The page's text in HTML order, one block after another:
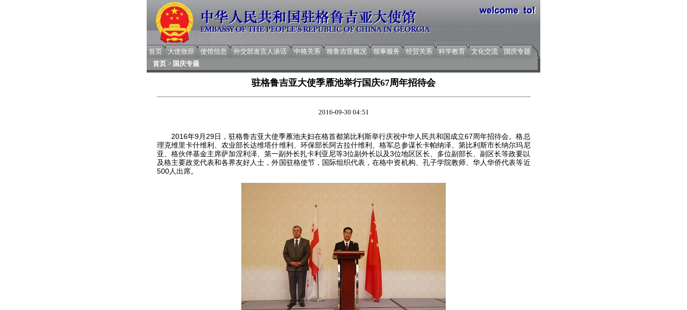
首页 大使致辞 使馆信息 外交部发言人谈话 中格关系 格鲁吉亚概况 领事服务 经贸关系 科学教育 文化交流
国庆专题
首页 > 国庆专题
驻格鲁吉亚大使季雁池举行国庆67周年招待会
2016-09-30 04:51
2016年9月29日，驻格鲁吉亚大使季雁池夫妇在格首都第比利斯举行庆祝中华人民共和国成立67周年招待会。格总
理克维里卡什维利、农业部长达维塔什维利、环保部长阿古拉什维利、格军总参谋长卡帕纳泽、第比利斯市长纳尔玛尼
亚、格伙伴基金主席萨加涅利泽、第一副外长扎卡利亚尼等3位副外长以及3位地区区长、多位副部长、副区长等政要以
及格主要政党代表和各界友好人士，外国驻格使节，国际组织代表，在格中资机构、孔子学院教师、华人华侨代表等近
500人出席。